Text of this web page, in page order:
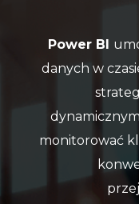
Power BI
danych w
monitorować